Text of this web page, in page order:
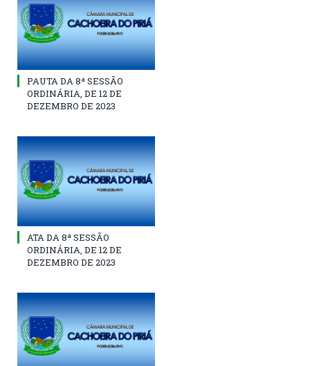
PAUTA DA 8ª SESSÃO
ORDINÁRIA, DE 12 DE
DEZEMBRO DE 2023
ATA DA 8ª SESSÃO
ORDINÁRIA, DE 12 DE
DEZEMBRO DE 2023